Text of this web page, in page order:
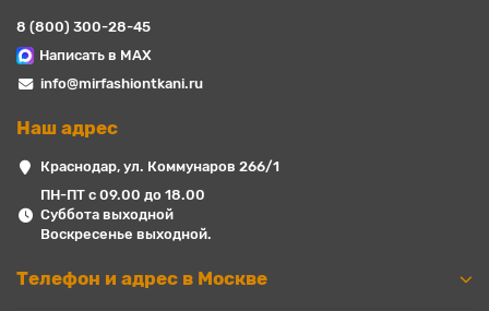
8 (800) 300-28-45
Написать в MAX
info@mirfashiontkani.ru
Наш адрес
Краснодар, ул. Коммунаров 266/1
ПН-ПТ с 09.00 до 18.00
Суббота выходной
Воскресенье выходной.
Телефон и адрес в Москве